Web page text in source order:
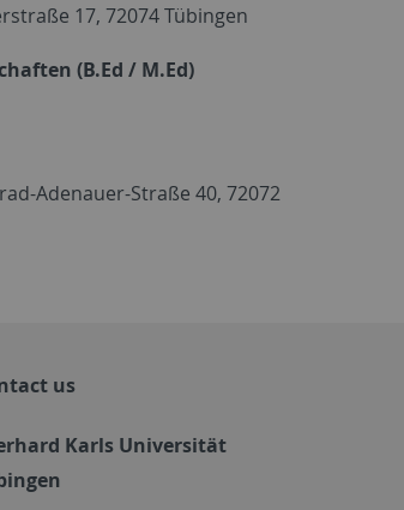
17, 72074 Tübingen
(B.Ed / M.Ed)
Adenauer-Straße 40, 72072
us
Karls Universität